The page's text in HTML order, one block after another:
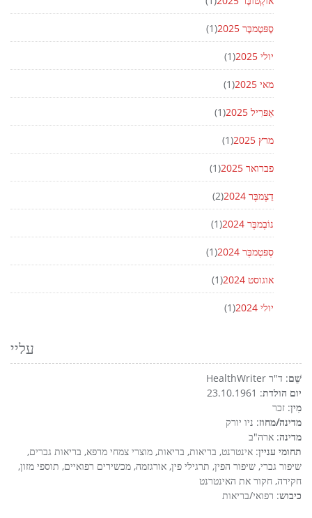
סֶפּטֶמבֶּר 2025 (1)
יולי 2025 (1)
מאי 2025 (1)
אַפּרִיל 2025 (1)
מרץ 2025 (1)
פברואר 2025 (1)
דֵצֶמבֶּר 2024 (2)
נוֹבֶמבֶּר 2024 (1)
סֶפּטֶמבֶּר 2024 (1)
אוגוסט 2024 (1)
יולי 2024 (1)
עליי
שֵׁם: ד"ר HealthWriter
יום הולדת: 23.10.1961
מִין: זכר
מדינה/מחוז: ניו יורק
מדינה: ארה"ב
תחומי עניין: אינטרנט, בריאות, בריאות, מוצרי צמחי מרפא, בריאות גברים,
שיפור גברי, שיפור הפין, תרגילי פין, אורגזמה, מכשירים רפואיים, תוספי מזון,
חקירה, חקור את האינטרנט
כיבוש: רפואי/בריאות